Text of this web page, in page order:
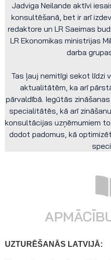
Jadviga Neilande aktīvi
konsultēšanā, bet ir arī
redaktore un LR Saeimas
LR Ekonomikas ministrijas
darba
Tas ļauj nemitīgi sekot līdzi
aktualitātēm, ka arī
pārvaldībā. Iegūtās
specialitātēs, kā arī
konsultācijas uzņēmumiem
dodot padomus, kā
UZTURĒŠANĀS LATVIJĀ: